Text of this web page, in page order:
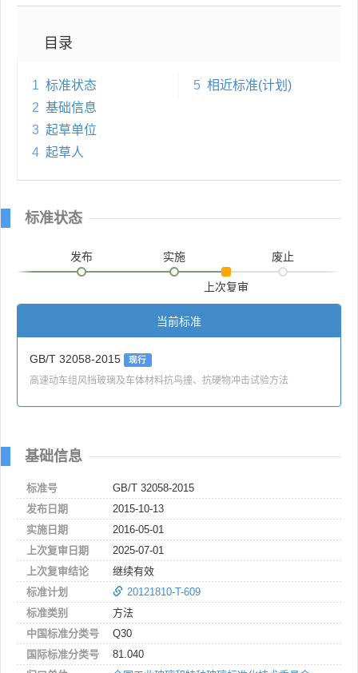
目录
1 标准状态
2 基础信息
3 起草单位
4 起草人
5 相近标准(计划)
标准状态
发布 实施
上次复审
废止
当前标准
GB/T 32058-2015 现行
高速动车组风挡玻璃及车体材料抗鸟撞、抗硬物冲击试验方法
基础信息
标准号
GB/T 32058-2015
发布日期
2015-10-13
实施日期
2016-05-01
上次复审日期
2025-07-01
上次复审结论
继续有效
标准计划
20121810-T-609
标准类别
方法
中国标准分类号
Q30
国际标准分类号
81.040